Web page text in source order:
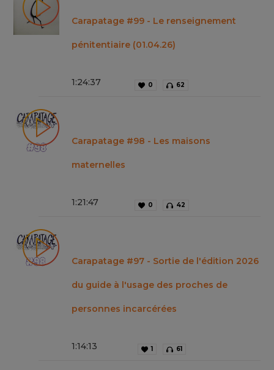
Carapatage #99 - Le renseignement
pénitentiaire (01.04.26)
1:24:37 0 62
Carapatage #98 - Les maisons
maternelles
1:21:47 0 42
Carapatage #97 - Sortie de l'édition 2026
du guide à l'usage des proches de
personnes incarcérées
1:14:13 1 61